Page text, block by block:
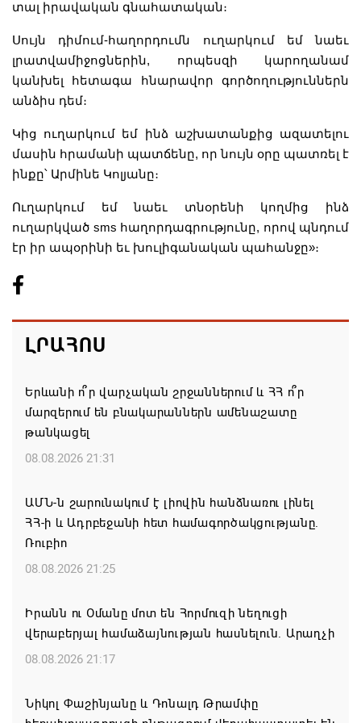
տալ իրավական գնահատական։
Սույն դիմում-հաղորդումն ուղարկում եմ նաեւ
լրատվամիջոցներին, որպեսզի կարողանամ
կանխել հետագա հնարավոր գործողություններն
անձիս դեմ։
Կից ուղարկում եմ ինձ աշխատանքից ազատելու
մասին հրամանի պատճենը, որ նույն օրը պատռել է
ինքը՝ Արմինե Կոլյանը։
Ուղարկում եմ նաեւ տնօրենի կողմից ինձ
ուղարկված sms հաղորդագրությունը, որով պնդում
էր իր ապօրինի եւ խուլիգանական պահանջը»։
ԼՐԱՀՈՍ
Երևանի ո՞ր վարչական շրջաններում և ՀՀ ո՞ր
մարզերում են բնակարաններն ամենաշատը
թանկացել
08.08.2026 21:31
ԱՄՆ-ն շարունակում է լիովին հանձնառու լինել
ՀՀ-ի և Ադրբեջանի հետ համագործակցությանը.
Ռուբիո
08.08.2026 21:25
Իրանն ու Օմանը մոտ են Հորմուզի նեղուցի
վերաբերյալ համաձայնության հասնելուն. Արաղչի
08.08.2026 21:17
Նիկոլ Փաշինյանը և Դոնալդ Թրամփը